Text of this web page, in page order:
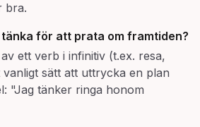
bra.
tänka för att prata om framtiden?
ett verb i infinitiv (t.ex. resa,
sätt att uttrycka en plan
"Jag tänker ringa honom